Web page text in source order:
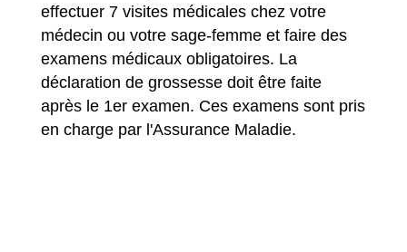
effectuer 7 visites médicales chez votre
médecin ou votre sage-femme et faire des
examens médicaux obligatoires. La
déclaration de grossesse doit être faite
après le 1er examen. Ces examens sont pris
en charge par l'Assurance Maladie.